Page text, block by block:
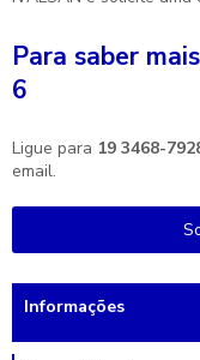
Para saber
6
Ligue para 19 3468-
email.
Informações